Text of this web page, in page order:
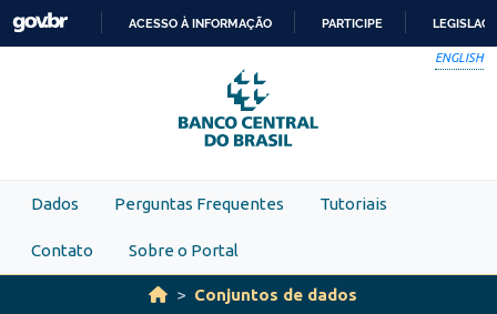
Skip to main content
PARA
O
CONTEÚDO
ACESSO À INFORMAÇÃO PARTICIPE
ENGLISH
Dados Perguntas Frequentes Tutoriais
Contato Sobre o Portal
Conjuntos de dados